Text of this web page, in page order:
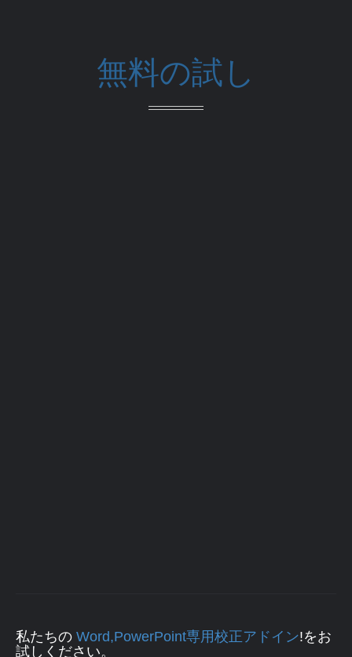
無料の試し
私たちの Word,PowerPoint専用校正アドイン!をお
試しください。